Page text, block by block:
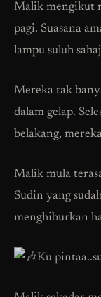
Malik mengikut
pagi. Suasana
lampu suluh
Mereka tak
dalam gelap.
belakang,
Malik mula
Sudin yang
menghiburkan
Ku